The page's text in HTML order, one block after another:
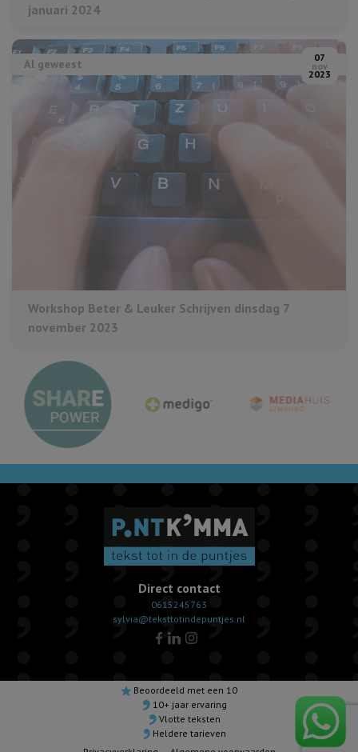
januari 2024
Al geweest 07
nov
2023
Workshop Beter & Leuker Schrijven dinsdag 7
november 2023
Direct contact
0615245763
sylvia@teksttotindepuntjes.nl
Beoordeeld met een 10
10+ jaar ervaring
Vlotte teksten
Heldere tarieven